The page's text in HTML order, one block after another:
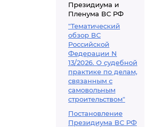
Президиума и
Пленума ВС РФ
"Тематический
обзор ВС
Российской
Федерации N
13/2026. О судебной
практике по делам,
связанным с
самовольным
строительством"
Постановление
Президиума ВС РФ